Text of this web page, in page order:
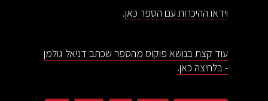
וידאו ההיכרות עם הספר כאן.
עוד קצת בנושא פוקוס מהספר שכתב דניאל גולמן
- בלחיצה כאן.